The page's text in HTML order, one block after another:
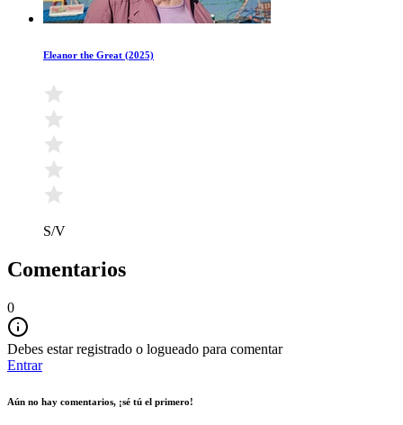
Eleanor the Great (2025)
S/V
Comentarios
0
Debes estar registrado o logueado para comentar
Entrar
Aún no hay comentarios, ¡sé tú el primero!